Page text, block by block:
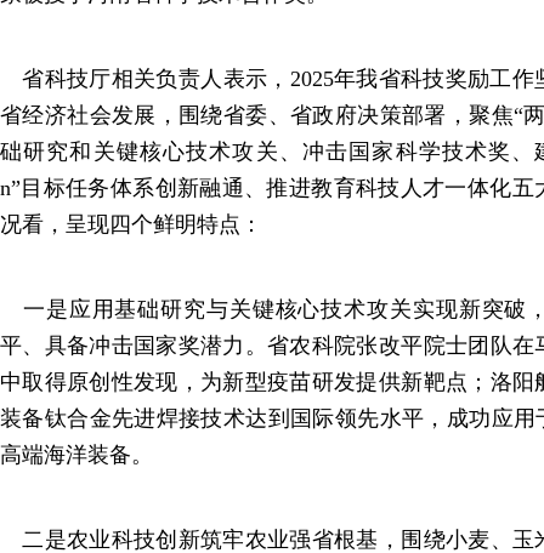
省科技厅相关负责人表示，2025年我省科技奖励工作
省经济社会发展，围绕省委、省政府决策部署，聚焦“
础研究和关键核心技术攻关、冲击国家科学技术奖、
n”目标任务体系创新融通、推进教育科技人才一体化
况看，呈现四个鲜明特点：
一是应用基础研究与关键核心技术攻关实现新突破
平、具备冲击国家奖潜力。省农科院张改平院士团队
中取得原创性发现，为新型疫苗研发提供新靶点；洛
装备钛合金先进焊接技术达到国际领先水平，成功应用
高端海洋装备。
二是农业科技创新筑牢农业强省根基，围绕小麦、玉